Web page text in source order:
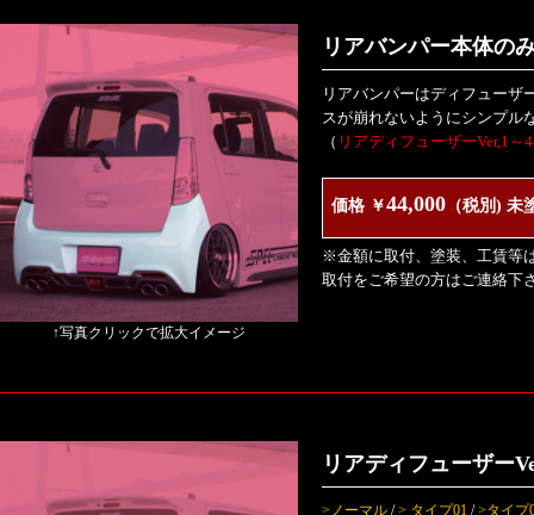
↑写真クリックで拡大イメージ
リアバンパー本体の
リアバンパーはディフューザ
スが崩れないようにシンプル
（ リアディフューザーVer,1
価格 ￥44,000 （税別) 未
※金額に取付、塗装、工賃等
取付をご希望の方はご連絡下
リアディフューザー
>ノーマル /> タイプ01 />タイプ